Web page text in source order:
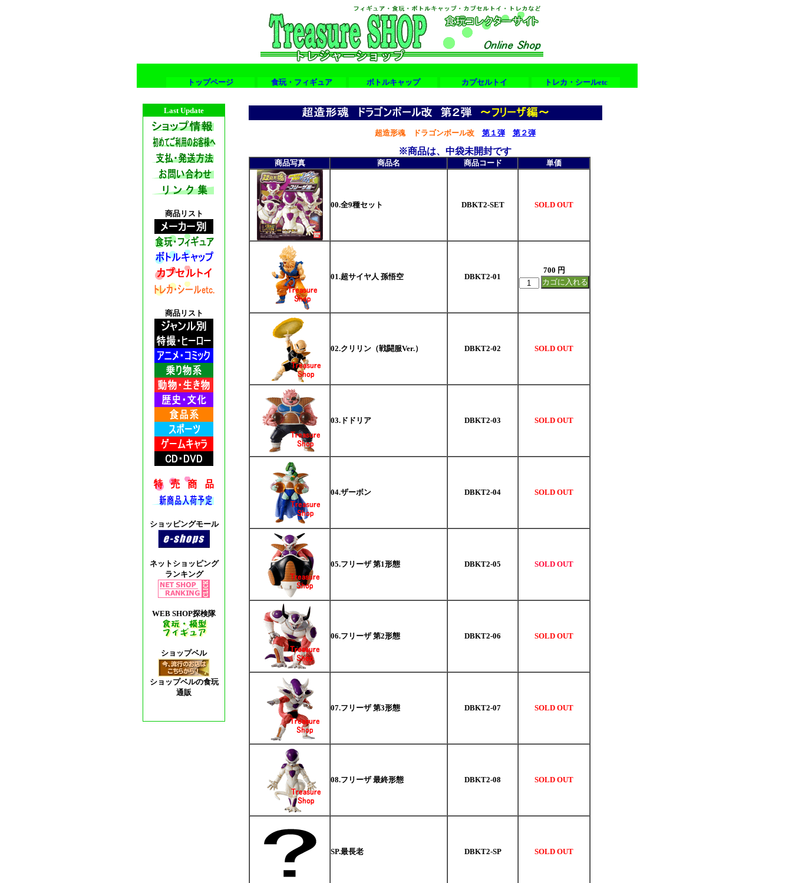
トップページ 食玩・フィギュア ボトルキャップ カプセルトイ トレカ・シールetc
Last Update
商品リスト
商品リスト
ショッピングモール
ネットショッピング
ランキング
WEB SHOP探検隊
ショップベル
ショップベルの食玩
通販
超造形魂 ドラゴンボール改 第１弾 第２弾
※商品は、中袋未開封です
商品写真 商品名 商品コード 単価
00.全9種セット DBKT2-SET SOLD OUT
01.超サイヤ人 孫悟空 DBKT2-01
700 円
02.クリリン（戦闘服Ver.） DBKT2-02 SOLD OUT
03.ドドリア DBKT2-03 SOLD OUT
04.ザーボン DBKT2-04 SOLD OUT
05.フリーザ 第1形態 DBKT2-05 SOLD OUT
06.フリーザ 第2形態 DBKT2-06 SOLD OUT
07.フリーザ 第3形態 DBKT2-07 SOLD OUT
08.フリーザ 最終形態 DBKT2-08 SOLD OUT
SP.最長老 DBKT2-SP SOLD OUT